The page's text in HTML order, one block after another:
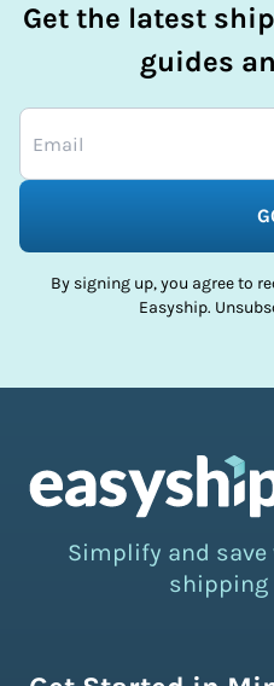
Get the latest
guides
By signing up, you agree to
Easyship.
Simplify and
shipping